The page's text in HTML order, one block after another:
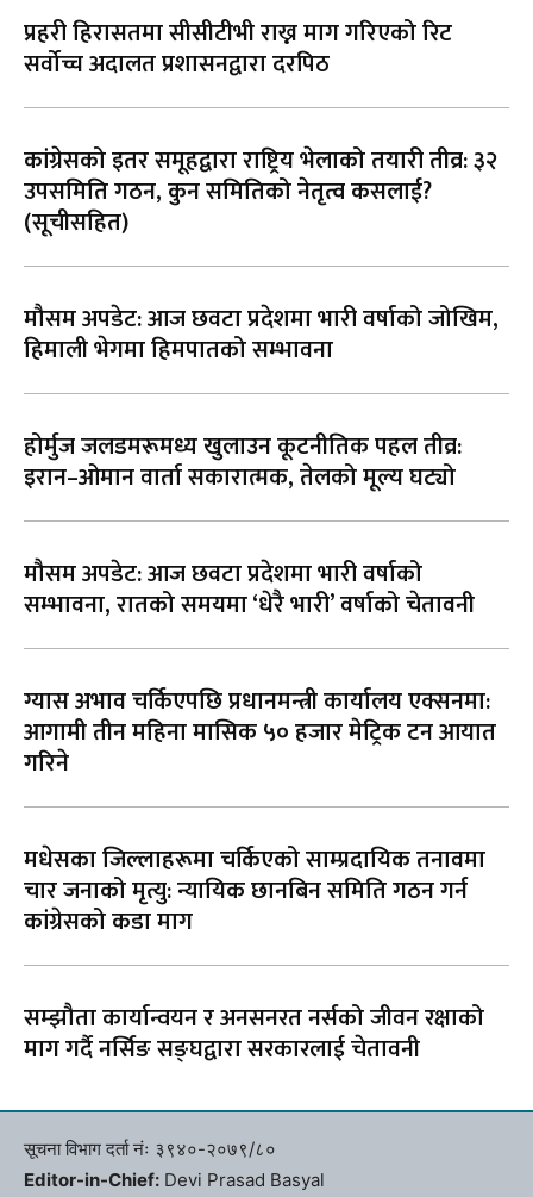
प्रहरी हिरासतमा सीसीटीभी राख्न माग गरिएको रिट
सर्वोच्च अदालत प्रशासनद्वारा दरपिठ
कांग्रेसको इतर समूहद्वारा राष्ट्रिय भेलाको तयारी तीव्र: ३२
उपसमिति गठन, कुन समितिको नेतृत्व कसलाई?
(सूचीसहित)
मौसम अपडेट: आज छवटा प्रदेशमा भारी वर्षाको जोखिम,
हिमाली भेगमा हिमपातको सम्भावना
होर्मुज जलडमरूमध्य खुलाउन कूटनीतिक पहल तीव्र:
इरान–ओमान वार्ता सकारात्मक, तेलको मूल्य घट्यो
मौसम अपडेट: आज छवटा प्रदेशमा भारी वर्षाको
सम्भावना, रातको समयमा ‘धेरै भारी’ वर्षाको चेतावनी
ग्यास अभाव चर्किएपछि प्रधानमन्त्री कार्यालय एक्सनमा:
आगामी तीन महिना मासिक ५० हजार मेट्रिक टन आयात
गरिने
मधेसका जिल्लाहरूमा चर्किएको साम्प्रदायिक तनावमा
चार जनाको मृत्यु: न्यायिक छानबिन समिति गठन गर्न
कांग्रेसको कडा माग
सम्झौता कार्यान्वयन र अनसनरत नर्सको जीवन रक्षाको
माग गर्दै नर्सिङ सङ्घद्वारा सरकारलाई चेतावनी
सूचना विभाग दर्ता नंः ३९४०-२०७९/८०
Editor-in-Chief: Devi Prasad Basyal